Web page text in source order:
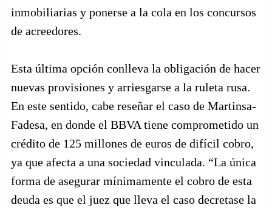
inmobiliarias y ponerse a la cola en los concursos
de acreedores.
Esta última opción conlleva la obligación de hacer
nuevas provisiones y arriesgarse a la ruleta rusa.
En este sentido, cabe reseñar el caso de Martinsa-
Fadesa, en donde el BBVA tiene comprometido un
crédito de 125 millones de euros de difícil cobro,
ya que afecta a una sociedad vinculada. “La única
forma de asegurar mínimamente el cobro de esta
deuda es que el juez que lleva el caso decretase la